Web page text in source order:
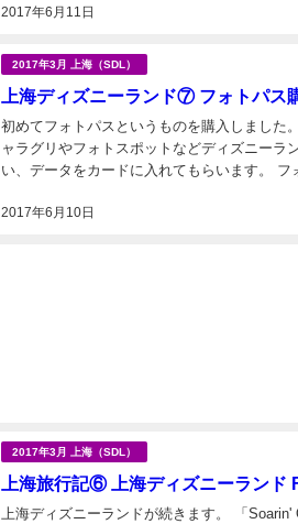
2017年6月11日
るようです（未確認） メインストリートには
2017年3月 上海（SDL）
上海ディズニーランド⑦ フォトパス
2017年6月10日
初めてフォトパスというものを購入しました
ャラグリやフォトスポットなどディズニーラ
い、データをカードに入れてもらいます。
2017年3月 上海（SDL）
上海旅行記⑥ 上海ディズニーランド
上海ディズニーランドが続きます。 「Soarin'